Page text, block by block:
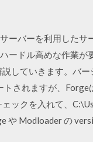
ーバーを利用したサ
ードル高めな作業が
していきます。バー
されますが、Forge
ックを入れて、
や Modloader の